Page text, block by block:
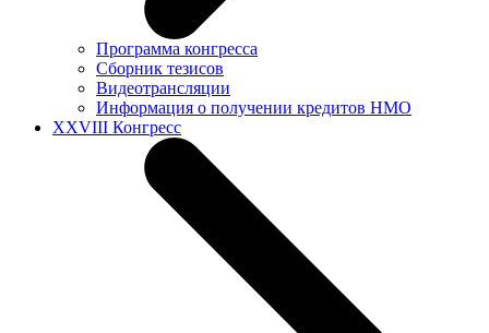
Программа конгресса
Сборник тезисов
Видеотрансляции
Информация о получении кредитов НМО
XXVIII Конгресс